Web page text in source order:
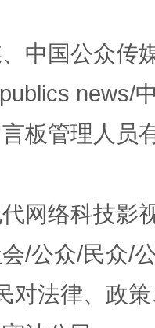
如何以
中国公众传
news/
板管理人员
网络科技影
/公众/民众/
对法律、政